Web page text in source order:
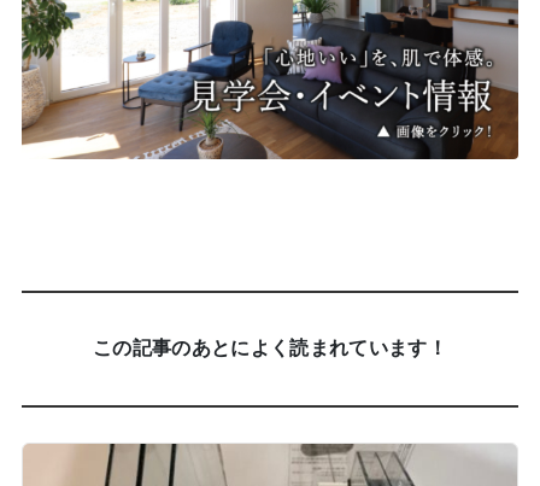
この記事のあとによく読まれています！